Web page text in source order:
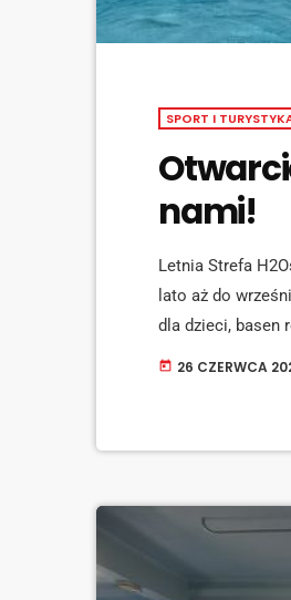
SPORT I
nami!
Letnia Strefa
lato aż do
dla dzieci, basen
masażu,
today 26 CZERWCA